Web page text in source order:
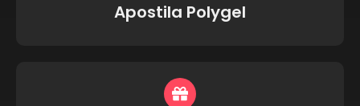
Apostila Polygel